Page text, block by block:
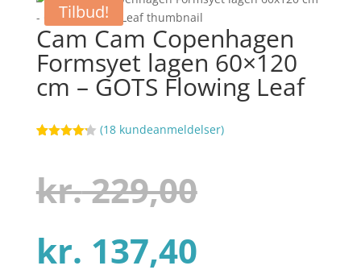
Tilbud!
Cam Cam Copenhagen
Formsyet lagen 60×120
cm – GOTS Flowing Leaf
baseret
på
kundebedø
(18 kundeanmeldelser)
kr.229,00
kr. 137,40Den